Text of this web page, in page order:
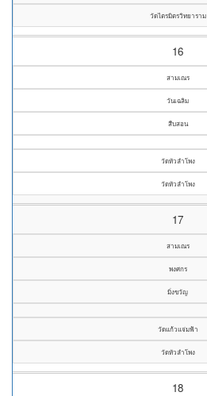
วัดไตรมิตรวิทยาราม
16
สามเณร
วันเฉลิม
สืบสอน
วัดหัวลำโพง
วัดหัวลำโพง
17
สามเณร
พงศกร
มิ่งขวัญ
วัดแก้วแจ่มฟ้า
วัดหัวลำโพง
18